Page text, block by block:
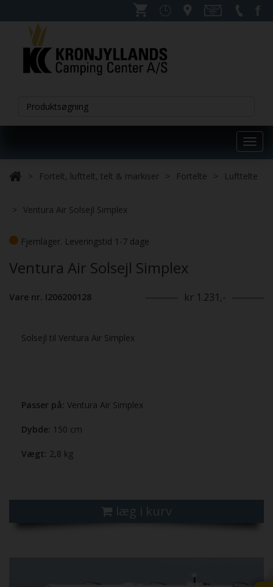
Fortelt, lufttelt, telt & markiser Fortelte Lufttelte
Ventura Air Solsejl Simplex
Fjernlager. Leveringstid 1-7 dage
Ventura Air Solsejl Simplex
Vare nr. I206200128 kr 1.231,-
Solsejl til Ventura Air Simplex
Passer på: Ventura Air Simplex
Dybde: 150 cm
Vægt: 2,8 kg
læg i kurv